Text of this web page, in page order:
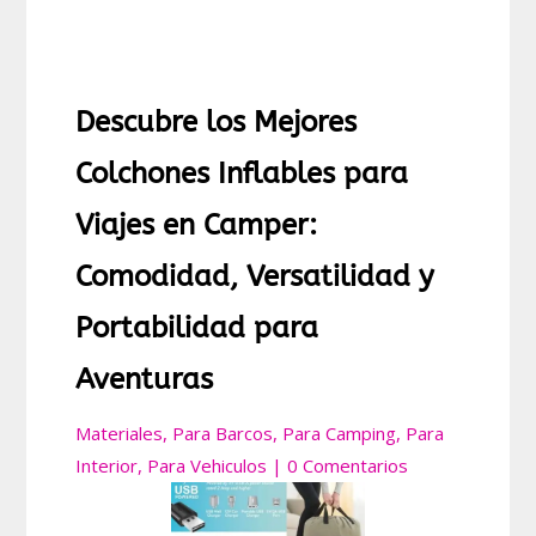
Descubre los Mejores
Colchones Inflables para
Viajes en Camper:
Comodidad, Versatilidad y
Portabilidad para
Aventuras
Materiales, Para Barcos, Para Camping, Para
Interior, Para Vehiculos | 0 Comentarios